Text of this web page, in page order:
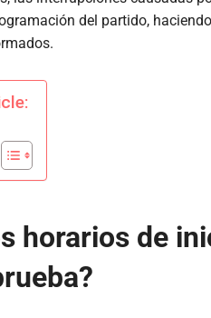
del partido,
horarios de